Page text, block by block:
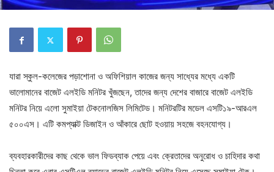
যারা স্কুল-কলেজের পড়াশোনা ও অফিশিয়াল কাজের জন্য সাধ্যের মধ্যে একটি
ভালোমানের বাজেট এলইডি মনিটর খুঁজছেন, তাদের জন্য দেশের বাজারে বাজেট এলইডি
মনিটর নিয়ে এলো সুমাইয়া টেকনোলজিস লিমিটেড। মনিটরটির মডেল এসটি১৯-আরএল
৫০০এস। এটি কমপ্যাক্ট ডিজাইন ও আঁকারে ছোট হওয়ায় সহজে বহনযোগ্য।
ব্যবহারকারীদের কাছ থেকে ভাল ফিডব্যাক পেয়ে এবং ক্রেতাদের অনুরোধ ও চাহিদার কথা